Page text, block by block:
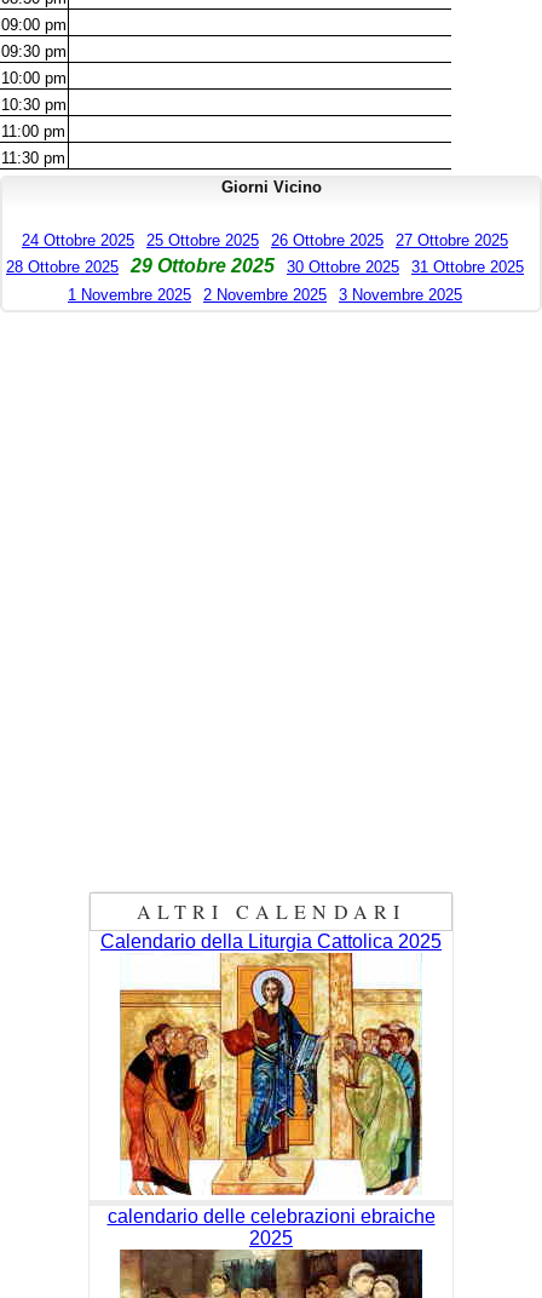
09:00 pm
09:30 pm
10:00 pm
10:30 pm
11:00 pm
11:30 pm
Giorni Vicino
24 Ottobre 2025 25 Ottobre 2025 26 Ottobre 2025
27 Ottobre 2025
28 Ottobre 2025
29 Ottobre 2025 30 Ottobre 2025
31 Ottobre 2025
1 Novembre 2025
2 Novembre 2025 3 Novembre 2025
ALTRI CALENDARI
Calendario della Liturgia Cattolica 2025
calendario delle celebrazioni ebraiche
2025